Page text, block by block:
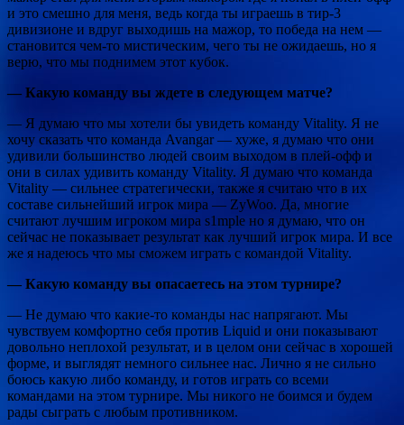
и это смешно для меня, ведь когда ты играешь в тир-3
дивизионе и вдруг выходишь на мажор, то победа на нем —
становится чем-то мистическим, чего ты не ожидаешь, но я
верю, что мы поднимем этот кубок.
— Какую команду вы ждете в следующем матче?
— Я думаю что мы хотели бы увидеть команду Vitality. Я не
хочу сказать что команда Avangar — хуже, я думаю что они
удивили большинство людей своим выходом в плей-офф и
они в силах удивить команду Vitality. Я думаю что команда
Vitality — сильнее стратегически, также я считаю что в их
составе сильнейший игрок мира — ZyWoo. Да, многие
считают лучшим игроком мира s1mple но я думаю, что он
сейчас не показывает результат как лучший игрок мира. И все
же я надеюсь что мы сможем играть с командой Vitality.
— Какую команду вы опасаетесь на этом турнире?
— Не думаю что какие-то команды нас напрягают. Мы
чувствуем комфортно себя против Liquid и они показывают
довольно неплохой результат, и в целом они сейчас в хорошей
форме, и выглядят немного сильнее нас. Лично я не сильно
боюсь какую либо команду, и готов играть со всеми
командами на этом турнире. Мы никого не боимся и будем
рады сыграть с любым противником.